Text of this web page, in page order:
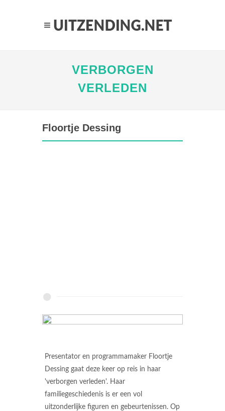
VERBORGEN
VERLEDEN
Floortje Dessing
Presentator en programmamaker Floortje
Dessing gaat deze keer op reis in haar
'verborgen verleden'. Haar
familiegeschiedenis is er een vol
uitzonderlijke figuren en gebeurtenissen. Op